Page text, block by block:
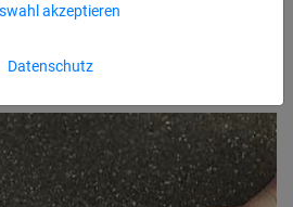
Datenschutz
akzeptieren